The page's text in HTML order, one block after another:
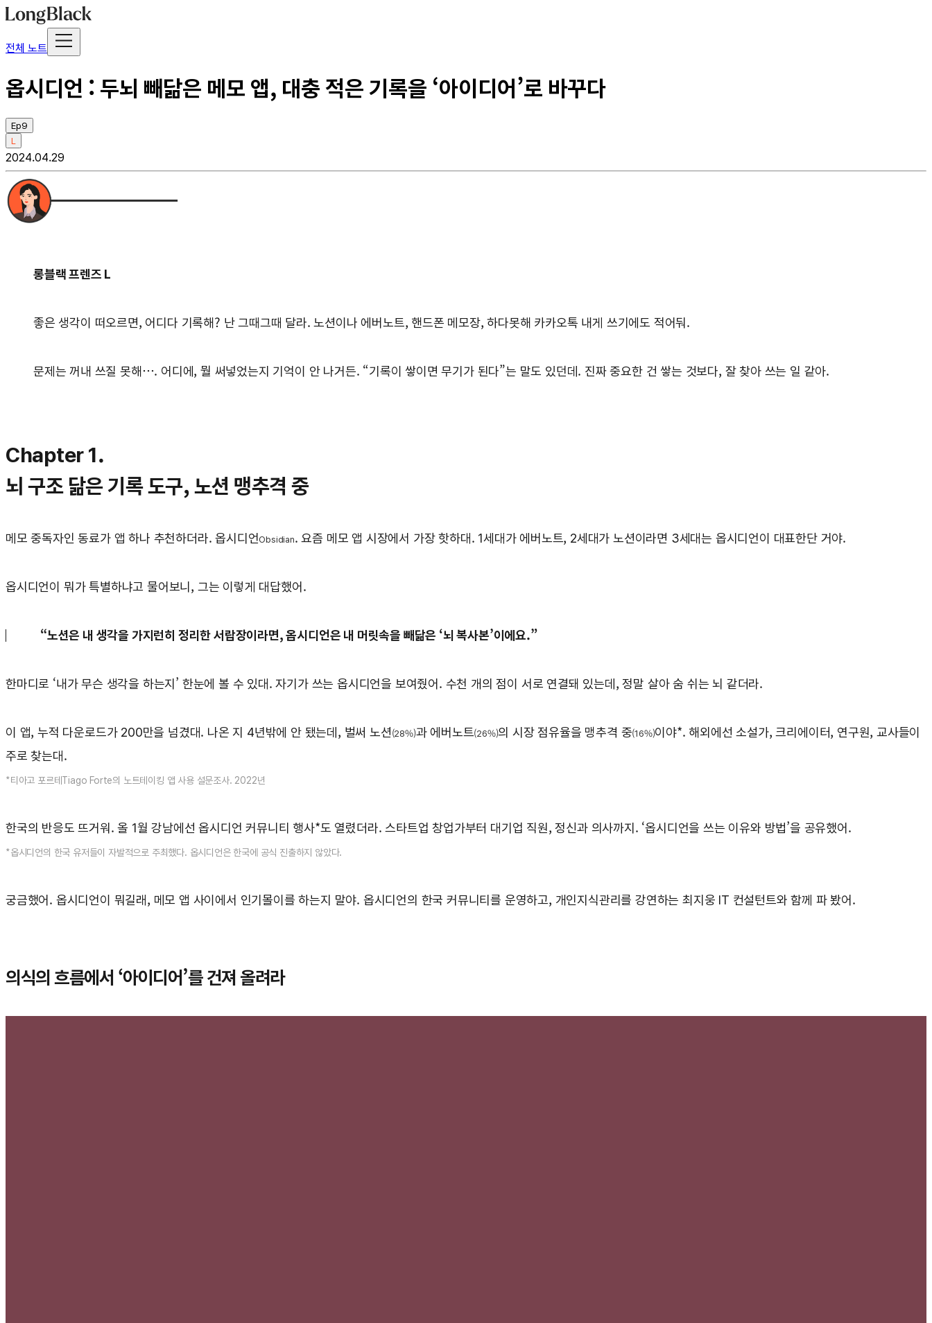
전체 노트
옵시디언 : 두뇌 빼닮은 메모 앱, 대충 적은 기록을 ‘아이디어’로 바꾸다
Ep9
L
2024.04.29
롱블랙 프렌즈 L
좋은 생각이 떠오르면, 어디다 기록해? 난 그때그때 달라. 노션이나 에버노트, 핸드폰 메모장, 하다못해 카카오톡 내게 쓰기에도 적어둬.
문제는 꺼내 쓰질 못해…. 어디에, 뭘 써넣었는지 기억이 안 나거든. “기록이 쌓이면 무기가 된다”는 말도 있던데. 진짜 중요한 건 쌓는 것보다, 잘 찾아 쓰는 일 같아.
Chapter 1.
뇌 구조 닮은 기록 도구, 노션 맹추격 중
메모 중독자인 동료가 앱 하나 추천하더라. 옵시디언Obsidian. 요즘 메모 앱 시장에서 가장 핫하대. 1세대가 에버노트, 2세대가 노션이라면 3세대는 옵시디언이 대표한단 거야.
옵시디언이 뭐가 특별하냐고 물어보니, 그는 이렇게 대답했어.
“노션은 내 생각을 가지런히 정리한 서랍장이라면, 옵시디언은 내 머릿속을 빼닮은 ‘뇌 복사본’이에요.”
한마디로 ‘내가 무슨 생각을 하는지’ 한눈에 볼 수 있대. 자기가 쓰는 옵시디언을 보여줬어. 수천 개의 점이 서로 연결돼 있는데, 정말 살아 숨 쉬는 뇌 같더라.
이 앱, 누적 다운로드가 200만을 넘겼대. 나온 지 4년밖에 안 됐는데, 벌써 노션 (28%)과 에버노트(26%)의 시장 점유율을 맹추격 중(16%)이야*. 해외에선 소설가, 크리에이터, 연구원, 교사들이
주로 찾는대.
*티아고 포르테Tiago Forte의 노트테이킹 앱 사용 설문조사. 2022년
한국의 반응도 뜨거워. 올 1월 강남에선 옵시디언 커뮤니티 행사*도 열렸더라. 스타트업 창업가부터 대기업 직원, 정신과 의사까지. ‘옵시디언을 쓰는 이유와 방법’을 공유했어.
*옵시디언의 한국 유저들이 자발적으로 주최했다. 옵시디언은 한국에 공식 진출하지 않았다.
궁금했어. 옵시디언이 뭐길래, 메모 앱 사이에서 인기몰이를 하는지 말야. 옵시디언의 한국 커뮤니티를 운영하고, 개인지식관리를 강연하는 최지웅 IT 컨설턴트와 함께 파 봤어.
의식의 흐름에서 ‘아이디어’를 건져 올려라